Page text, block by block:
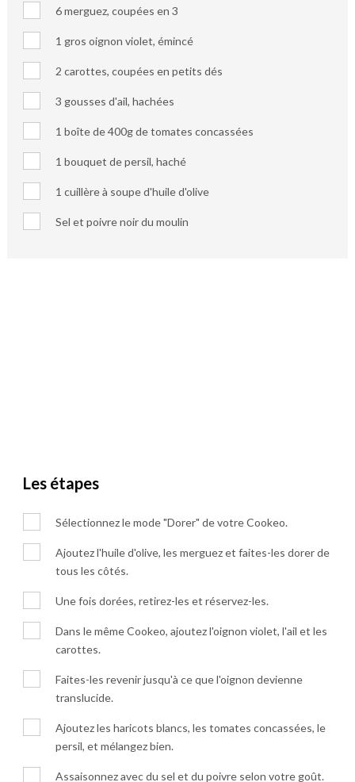
6 merguez, coupées en 3
1 gros oignon violet, émincé
2 carottes, coupées en petits dés
3 gousses d'ail, hachées
1 boîte de 400g de tomates concassées
1 bouquet de persil, haché
1 cuillère à soupe d'huile d'olive
Sel et poivre noir du moulin
Les étapes
Sélectionnez le mode "Dorer" de votre Cookeo.
Ajoutez l'huile d'olive, les merguez et faites-les dorer de
tous les côtés.
Une fois dorées, retirez-les et réservez-les.
Dans le même Cookeo, ajoutez l'oignon violet, l'ail et les
carottes.
Faites-les revenir jusqu'à ce que l'oignon devienne
translucide.
Ajoutez les haricots blancs, les tomates concassées, le
persil, et mélangez bien.
Assaisonnez avec du sel et du poivre selon votre goût.